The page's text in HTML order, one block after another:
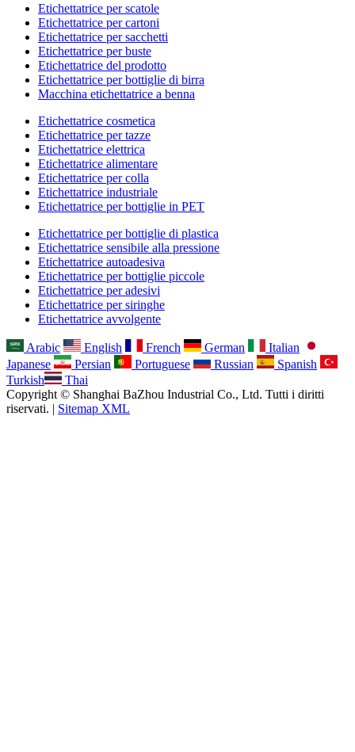
Etichettatrice per scatole
Etichettatrice per cartoni
Etichettatrice per sacchetti
Etichettatrice per buste
Etichettatrice del prodotto
Etichettatrice per bottiglie di birra
Macchina etichettatrice a benna
Etichettatrice cosmetica
Etichettatrice per tazze
Etichettatrice elettrica
Etichettatrice alimentare
Etichettatrice per colla
Etichettatrice industriale
Etichettatrice per bottiglie in PET
Etichettatrice per bottiglie di plastica
Etichettatrice sensibile alla pressione
Etichettatrice autoadesiva
Etichettatrice per bottiglie piccole
Etichettatrice per adesivi
Etichettatrice per siringhe
Etichettatrice avvolgente
Arabic English French German
Italian
Japanese
Persian Portuguese Russian
Spanish
Turkish
Thai
Copyright © Shanghai BaZhou Industrial Co., Ltd. Tutti i diritti
riservati. | Sitemap XML